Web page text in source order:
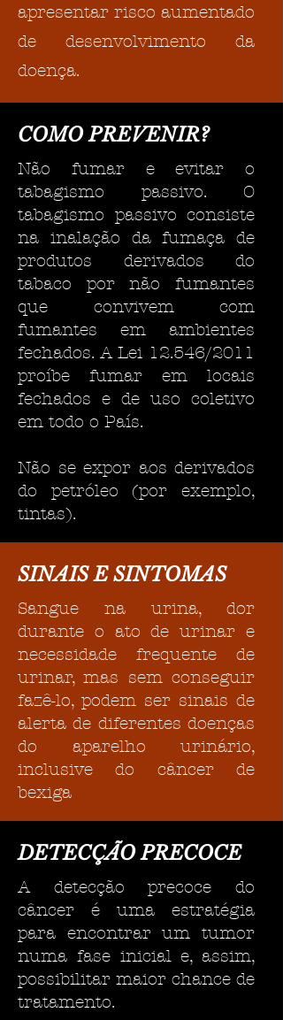
apresentar risco aumentado
de desenvolvimento da
doença.
COMO PREVENIR?
Não fumar e evitar o
tabagismo passivo. O
tabagismo passivo consiste
na inalação da fumaça de
produtos derivados do
tabaco por não fumantes
que convivem com
fumantes em ambientes
fechados. A Lei 12.546/2011
proíbe fumar em locais
fechados e de uso coletivo
em todo o País.
Não se expor aos derivados
do petróleo (por exemplo,
tintas).
SINAIS E SINTOMAS
Sangue na urina, dor
durante o ato de urinar e
necessidade frequente de
urinar, mas sem conseguir
fazê-lo, podem ser sinais de
alerta de diferentes doenças
do aparelho urinário,
inclusive do câncer de
bexiga
DETECÇÃO PRECOCE
A detecção precoce do
câncer é uma estratégia
para encontrar um tumor
numa fase inicial e, assim,
possibilitar maior chance de
tratamento.